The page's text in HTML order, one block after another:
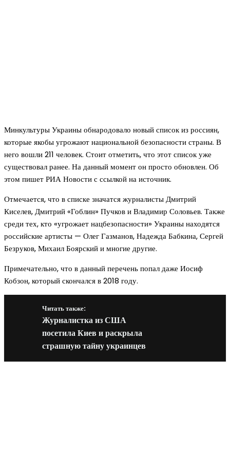
Минкультуры Украины обнародовало новый список из россиян,
которые якобы угрожают национальной безопасности страны. В
него вошли 211 человек. Стоит отметить, что этот список уже
существовал ранее. На данный момент он просто обновлен. Об
этом пишет РИА Новости с ссылкой на источник.
Отмечается, что в списке значатся журналисты Дмитрий
Киселев, Дмитрий «Гоблин» Пучков и Владимир Соловьев. Также
среди тех, кто «угрожает нацбезопасности» Украины находятся
российские артисты — Олег Газманов, Надежда Бабкина, Сергей
Безруков, Михаил Боярский и многие другие.
Примечательно, что в данный перечень попал даже Иосиф
Кобзон, который скончался в 2018 году.
Читать также:
Журналистка из США
посетила Киев и раскрыла
страшную тайну украинцев